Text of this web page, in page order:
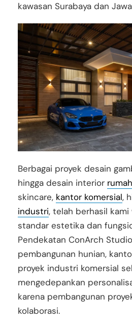
kawasan Surabaya dan
Berbagai proyek desain
hingga desain interior
skincare, kantor komersial,
industri, telah berhasil
standar estetika dan
Pendekatan ConArch
pembangunan hunian,
proyek industri komersial
mengedepankan
karena pembangunan
kolaborasi.